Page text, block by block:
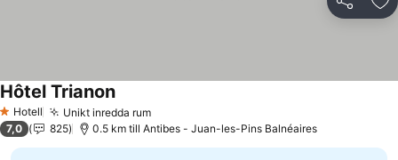
Dela
1 Stjärnor
Hotell Unikt inredda rumSe priser
Hôtel TrianonSe priser
7,0 825 0.5 km till Antibes - Juan-les-Pins Balnéaires